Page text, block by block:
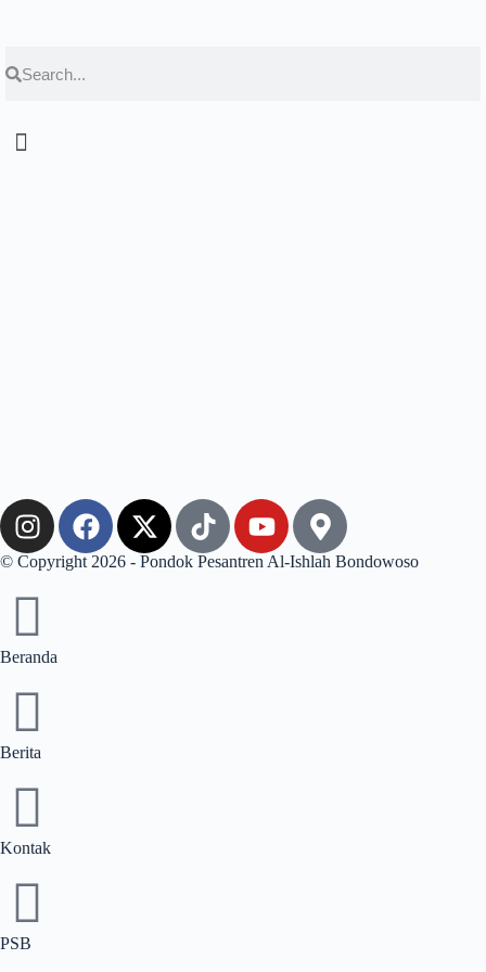
© Copyright 2026 - Pondok Pesantren Al-Ishlah Bondowoso
Beranda
Berita
Kontak
PSB